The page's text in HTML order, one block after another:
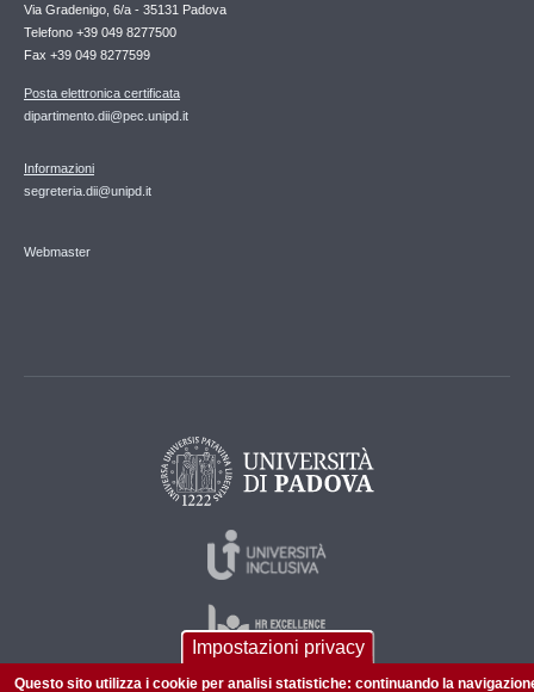
Via Gradenigo, 6/a - 35131 Padova
Telefono +39 049 8277500
Fax +39 049 8277599
Posta elettronica certificata
dipartimento.dii@pec.unipd.it
Informazioni
segreteria.dii@unipd.it
Webmaster
Impostazioni privacy
Questo sito utilizza i cookie per analisi statistiche: continuando la